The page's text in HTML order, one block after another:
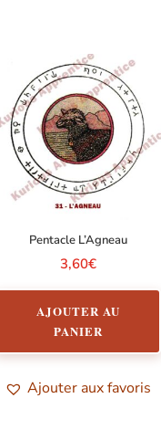
Pentacle L’Agneau
3,60€
AJOUTER AU
PANIER
Ajouter aux favoris